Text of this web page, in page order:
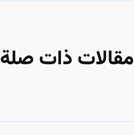
مقالات ذات صلة